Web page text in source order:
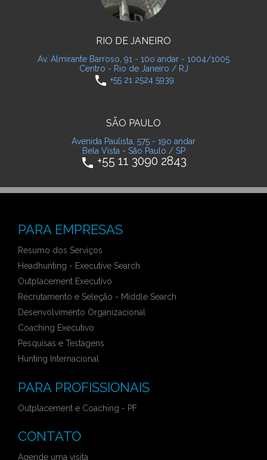
RIO DE JANEIRO
Av. Almirante Barroso, 91 - 10o andar - 1004/1005
Centro - Rio de Janeiro / RJ
phone +55 21 2524 5939
SÃO PAULO
Avenida Paulista, 575 - 19o andar
Bela Vista - São Paulo / SP
phone +55 11 3090 2843
PARA EMPRESAS
Resumo dos Serviços
Headhunting - Executive Search
Outplacement Executivo
Recrutamento e Seleção - Middle Search
Desenvolvimento Organizacional
Coaching Executivo
Pesquisas e Testagens
Hunting Internacional
PARA PROFISSIONAIS
Outplacement e Coaching - PF
CONTATO
Agende uma visita